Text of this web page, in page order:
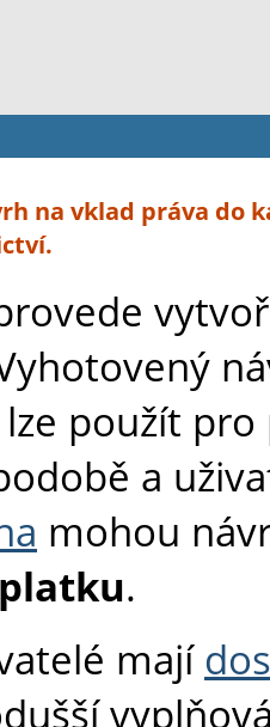
na vklad práva do
použít
a
mohou
.
mají